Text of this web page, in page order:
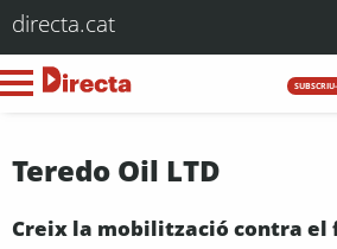
directa.cat
Teredo Oil LTD
Creix la mobilització contra el